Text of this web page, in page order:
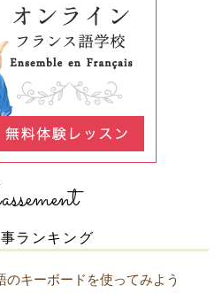
ランキング
のキーボードを使ってみよう